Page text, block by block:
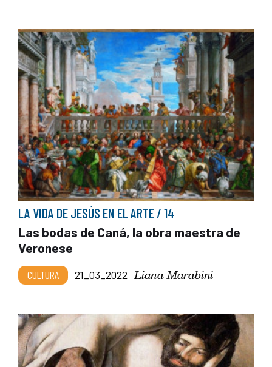
LA VIDA DE JESÚS EN EL ARTE / 14
Las bodas de Caná, la obra maestra de
Veronese
CULTURA 21_03_2022 Liana Marabini